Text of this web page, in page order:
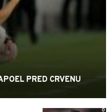
PRED CRVENU
0